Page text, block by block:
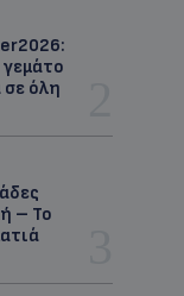
γεμάτο
σε όλη
– Το